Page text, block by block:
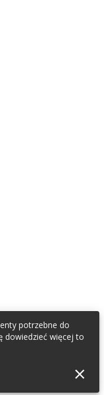
potrzebne do
dowiedzieć więcej to